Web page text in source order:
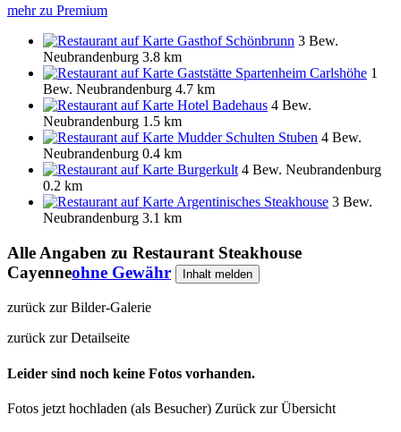
mehr zu Premium
Gasthof Schönbrunn 3 Bew.
Neubrandenburg 3.8 km
Gaststätte Spartenheim Carlshöhe 1
Bew. Neubrandenburg 4.7 km
Hotel Badehaus 4 Bew.
Neubrandenburg 1.5 km
Mudder Schulten Stuben 4 Bew.
Neubrandenburg 0.4 km
Burgerkult 4 Bew. Neubrandenburg
0.2 km
Argentinisches Steakhouse 3 Bew.
Neubrandenburg 3.1 km
Alle Angaben zu Restaurant Steakhouse
Cayenneohne Gewähr Inhalt melden
zurück zur Bilder-Galerie
zurück zur Detailseite
Leider sind noch keine Fotos vorhanden.
Fotos jetzt hochladen (als Besucher) Zurück zur Übersicht